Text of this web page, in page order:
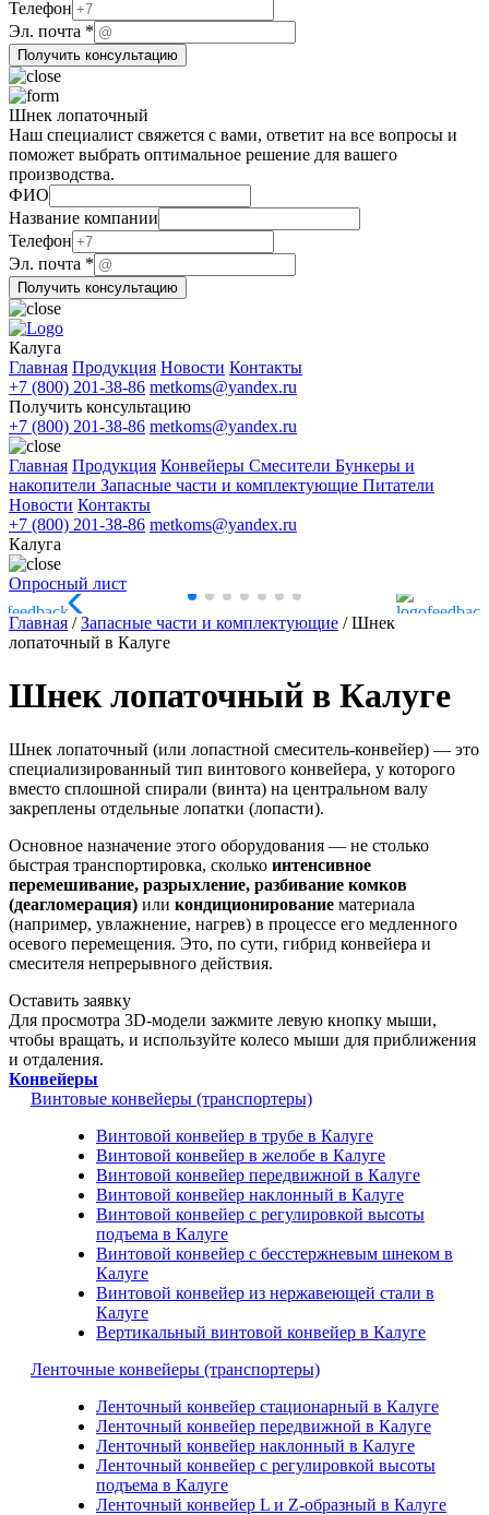
почта
компании
Телефон
Эл. почта *
Получить консультацию
Шнек лопаточный
Наш специалист свяжется с вами, ответит на все вопросы и
поможет выбрать оптимальное решение для вашего
производства.
ФИО
Эл.
Телефон
ФИО
Название компании
Телефон
Эл. почта *
Получить консультацию
Калуга
Главная Продукция Новости Контакты
+7 (800) 201-38-86 metkoms@yandex.ru
Получить консультацию
+7 (800) 201-38-86 metkoms@yandex.ru
Главная Продукция Конвейеры Смесители Бункеры и
накопители Запасные части и комплектующие Питатели
Новости Контакты
+7 (800) 201-38-86 metkoms@yandex.ru
Калуга
Опросный лист
Главная /Запасные части и комплектующие /Шнек
лопаточный в Калуге
Шнек лопаточный в Калуге
Шнек лопаточный (или лопастной смеситель-конвейер) — это
специализированный тип винтового конвейера, у которого
вместо сплошной спирали (винта) на центральном валу
закреплены отдельные лопатки (лопасти).
Основное назначение этого оборудования — не столько
быстрая транспортировка, сколько интенсивное
перемешивание, разрыхление, разбивание комков
(деагломерация) или кондиционирование материала
(например, увлажнение, нагрев) в процессе его медленного
осевого перемещения. Это, по сути, гибрид конвейера и
смесителя непрерывного действия.
Оставить заявку
Для просмотра 3D-модели зажмите левую кнопку мыши,
чтобы вращать, и используйте колесо мыши для приближения
и отдаления.
Конвейеры
Винтовые конвейеры (транспортеры)
Винтовой конвейер в трубе в Калуге
Винтовой конвейер в желобе в Калуге
Винтовой конвейер передвижной в Калуге
Винтовой конвейер наклонный в Калуге
Винтовой конвейер с регулировкой высоты
подъема в Калуге
Винтовой конвейер с бесстержневым шнеком в
Калуге
Винтовой конвейер из нержавеющей стали в
Калуге
Вертикальный винтовой конвейер в Калуге
Ленточные конвейеры (транспортеры)
Ленточный конвейер стационарный в Калуге
Ленточный конвейер передвижной в Калуге
Ленточный конвейер наклонный в Калуге
Ленточный конвейер с регулировкой высоты
подъема в Калуге
Ленточный конвейер L и Z-образный в Калуге